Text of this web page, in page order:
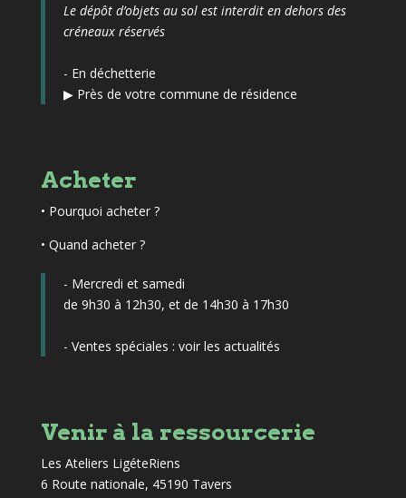
Le dépôt d’objets au sol est interdit en dehors des
créneaux réservés
- En déchetterie
▶ Près de votre commune de résidence
Acheter
• Pourquoi acheter ?
• Quand acheter ?
- Mercredi et samedi
de 9h30 à 12h30, et de 14h30 à 17h30
- Ventes spéciales : voir les actualités
Venir à la ressourcerie
Les Ateliers LigéteRiens
6 Route nationale, 45190 Tavers